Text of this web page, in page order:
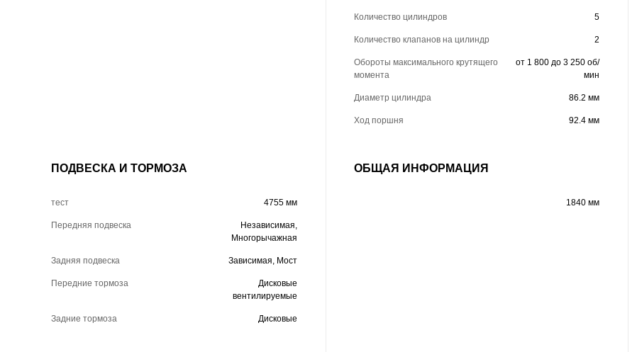
Количество цилиндров 5
Количество клапанов на цилиндр 2
Обороты максимального крутящего
момента
от 1 800 до 3 250 об/
мин
Диаметр цилиндра 86.2 мм
Ход поршня 92.4 мм
ПОДВЕСКА И ТОРМОЗА
тест 4755 мм
Передняя подвеска
Независимая,
Многорычажная
Задняя подвеска Зависимая, Мост
Передние тормоза
Дисковые
вентилируемые
Задние тормоза Дисковые
ОБЩАЯ ИНФОРМАЦИЯ
1840 мм